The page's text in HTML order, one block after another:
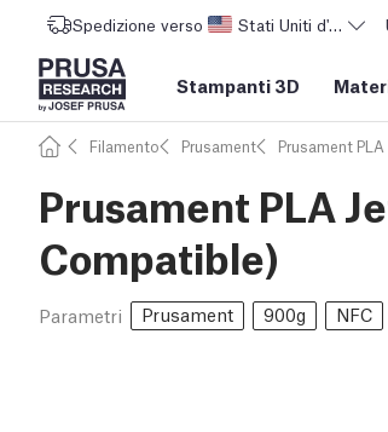
Spedizione verso Stati Uniti d'America
Stampanti 3D
Filamento Prusament Prusament PLA
Prusament PLA
Compatible)
Parametri Prusament 900g NFC